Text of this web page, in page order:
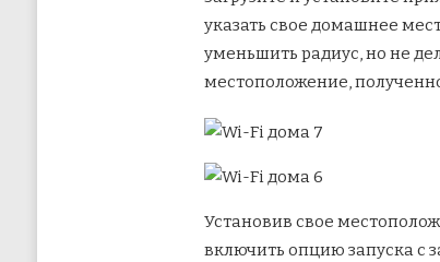
указать свое домашнее
уменьшить радиус, но не
местоположение,
Установив свое
включить опцию запуска с